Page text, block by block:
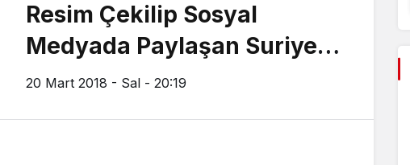
Resim Çekilip Sosyal
Medyada Paylaşan Suriyeli
Yakalandı.
20 Mart 2018 - Sal - 20:19